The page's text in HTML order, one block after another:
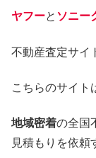
ヤフーと ソニー
不動産査定サイ
こちらのサイト
地域密着の全国
見積もりを依頼